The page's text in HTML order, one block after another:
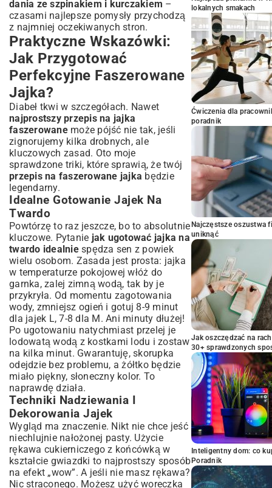
dania ze szpinakiem i kurczakiem –
czasami najlepsze pomysły przychodzą
z najmniej oczekiwanych stron.
Praktyczne Wskazówki:
Jak Przygotować
Perfekcyjne Faszerowane
Jajka?
Diabeł tkwi w szczegółach. Nawet
najprostszy przepis na jajka
faszerowanemoże pójść nie tak, jeśli
zignorujemy kilka drobnych, ale
kluczowych zasad. Oto moje
sprawdzone triki, które sprawią, że twój
przepis na faszerowane jajka będzie
legendarny.
Idealne Gotowanie Jajek Na
Twardo
Powtórzę to raz jeszcze, bo to absolutnie
kluczowe. Pytanie jak ugotować jajka na
twardo idealniespędza sen z powiek
wielu osobom. Zasada jest prosta: jajka
w temperaturze pokojowej włóż do
garnka, zalej zimną wodą, tak by je
przykryła. Od momentu zagotowania
wody, zmniejsz ogień i gotuj 8-9 minut
dla jajek L, 7-8 dla M. Ani minuty dłużej!
Po ugotowaniu natychmiast przelej je
lodowatą wodą z kostkami lodu i zostaw
na kilka minut. Gwarantuję, skorupka
odejdzie bez problemu, a żółtko będzie
miało piękny, słoneczny kolor. To
naprawdę działa.
Techniki Nadziewania I
Dekorowania Jajek
Wygląd ma znaczenie. Nikt nie chce jeść
niechlujnie nałożonej pasty. Użycie
rękawa cukierniczego z końcówką w
kształcie gwiazdki to najprostszy sposób
na efekt „wow”. A jeśli nie masz rękawa?
Nic straconego. Możesz użyć woreczka
lokalnych smakach
Ćwiczenia dla
poradnik
Najczęstsze oszustwa
uniknąć
Jak oszczędzać na
30+ sprawdzonych
Inteligentny dom: co
Poradnik